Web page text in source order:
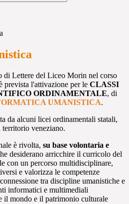
di Lettere del Liceo Morin nel corso
prevista l'attivazione per le CLASSI
ORDINAMENTALE, di
UMANISTICA.
da alcuni licei ordinamentali statali,
territorio veneziano.
è rivolta, su base volontaria e
desiderano arricchire il curricolo del
con un percorso multidisciplinare,
e valorizza le competenze
tra discipline umanistiche e
informatici e multimediali
il mondo e il patrimonio culturale